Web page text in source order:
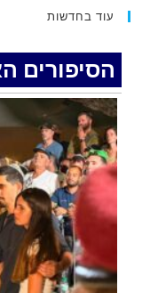
.
חצבה. פצועים
איציק נועם
עוד בחדשות
הסיפורים